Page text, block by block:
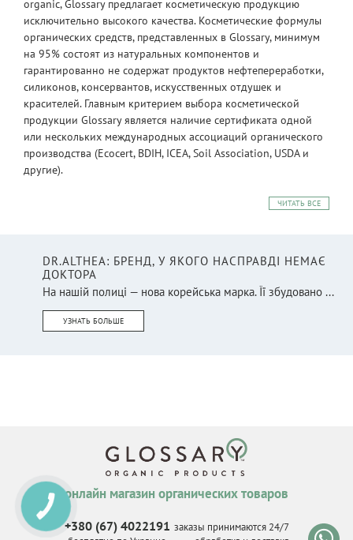
organic, Glossary предлагает косметическую продукцию
исключительно высокого качества. Косметические формулы
органических средств, представленных в Glossary, минимум
на 95% состоят из натуральных компонентов и
гарантированно не содержат продуктов нефтепереработки,
силиконов, консервантов, искусственных отдушек и
красителей. Главным критерием выбора косметической
продукции Glossary является наличие сертификата одной
или нескольких международных ассоциаций органического
производства (Ecocert, BDIH, ICEA, Soil Association, USDA и
другие).
ЧИТАТЬ ВСЕ
DR.ALTHEA: БРЕНД, У ЯКОГО НАСПРАВДІ НЕМАЄ
ДОКТОРА
На нашій полиці — нова корейська марка. Її збудовано ...
УЗНАТЬ БОЛЬШЕ
онлайн магазин органических товаров
+380 (67) 4022191 заказы принимаются 24/7
КНОПКА
СВЯЗИ